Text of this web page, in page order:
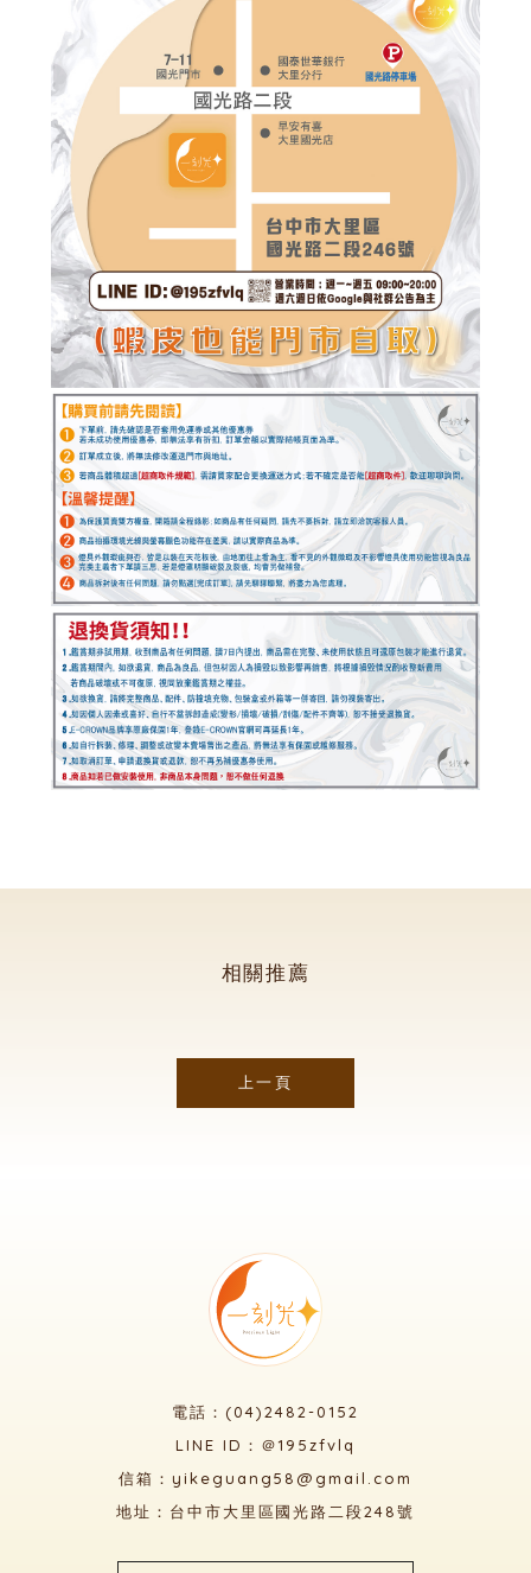
上一頁
電話：(04)2482-0152
LINE ID：＠195zfvlq
信箱：yikeguang58@gmail.com
地址：台中市大里區國光路二段248號